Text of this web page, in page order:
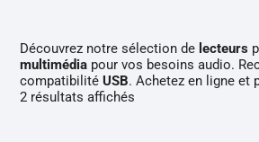
Découvrez notre sélection de lecteurs
multimédia pour vos besoins audio.
compatibilité USB. Achetez en ligne et
2 résultats affichés